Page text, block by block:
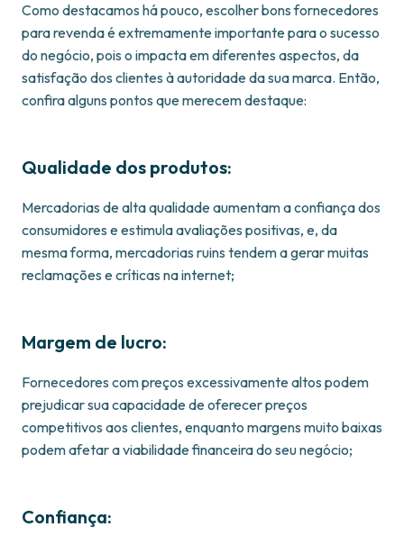
Como destacamos há pouco, escolher bons fornecedores
para revenda é extremamente importante para o sucesso
do negócio, pois o impacta em diferentes aspectos, da
satisfação dos clientes à autoridade da sua marca. Então,
confira alguns pontos que merecem destaque:
Qualidade dos produtos:
Mercadorias de alta qualidade aumentam a confiança dos
consumidores e estimula avaliações positivas, e, da
mesma forma, mercadorias ruins tendem a gerar muitas
reclamações e críticas na internet;
Margem de lucro:
Fornecedores com preços excessivamente altos podem
prejudicar sua capacidade de oferecer preços
competitivos aos clientes, enquanto margens muito baixas
podem afetar a viabilidade financeira do seu negócio;
Confiança: